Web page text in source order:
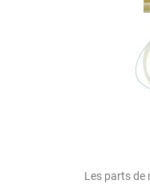
Les parts de